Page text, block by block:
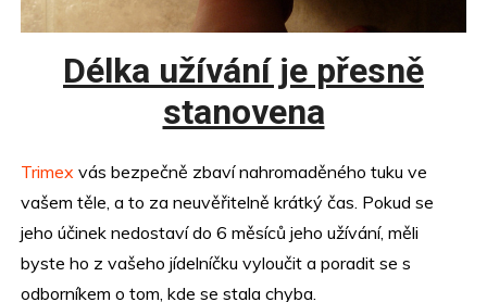
Délka užívání je přesně
stanovena
Trimex vás bezpečně zbaví nahromaděného tuku ve
vašem těle, a to za neuvěřitelně krátký čas. Pokud se
jeho účinek nedostaví do 6 měsíců jeho užívání, měli
byste ho z vašeho jídelníčku vyloučit a poradit se s
odborníkem o tom, kde se stala chyba.